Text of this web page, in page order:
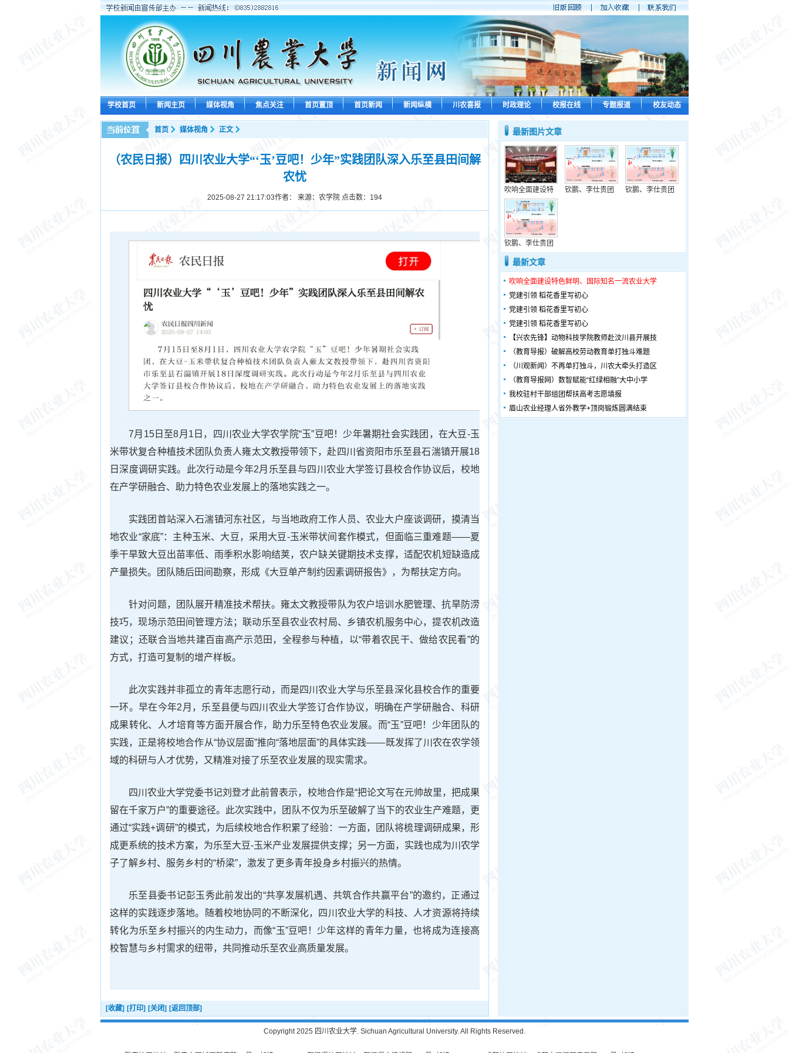
学校首页 新闻主页 媒体视角 焦点关注 首页置顶 首页新闻 新闻纵横 川农喜报 时政理论 校报在线 专题报道 校友动态
首页 媒体视角 正文
（农民日报）四川农业大学“‘玉’豆吧！少年”实践团队深入乐至县田间解
农忧
2025-08-27 21:17:03作者： 来源：农学院 点击数： 194
7月15日至8月1日，四川农业大学农学院“玉”豆吧！少年暑期社会实践团，在大豆-玉
米带状复合种植技术团队负责人雍太文教授带领下，赴四川省资阳市乐至县石湍镇开展18
日深度调研实践。此次行动是今年2月乐至县与四川农业大学签订县校合作协议后，校地
在产学研融合、助力特色农业发展上的落地实践之一。
实践团首站深入石湍镇河东社区，与当地政府工作人员、农业大户座谈调研，摸清当
地农业“家底”：主种玉米、大豆，采用大豆-玉米带状间套作模式，但面临三重难题——夏
季干旱致大豆出苗率低、雨季积水影响结荚，农户缺关键期技术支撑，适配农机短缺造成
产量损失。团队随后田间勘察，形成《大豆单产制约因素调研报告》，为帮扶定方向。
针对问题，团队展开精准技术帮扶。雍太文教授带队为农户培训水肥管理、抗旱防涝
技巧，现场示范田间管理方法；联动乐至县农业农村局、乡镇农机服务中心，提农机改造
建议；还联合当地共建百亩高产示范田，全程参与种植，以“带着农民干、做给农民看”的
方式，打造可复制的增产样板。
此次实践并非孤立的青年志愿行动，而是四川农业大学与乐至县深化县校合作的重要
一环。早在今年2月，乐至县便与四川农业大学签订合作协议，明确在产学研融合、科研
成果转化、人才培育等方面开展合作，助力乐至特色农业发展。而“玉”豆吧！少年团队的
实践，正是将校地合作从“协议层面”推向“落地层面”的具体实践——既发挥了川农在农学领
域的科研与人才优势，又精准对接了乐至农业发展的现实需求。
四川农业大学党委书记刘登才此前曾表示，校地合作是“把论文写在元帅故里，把成果
留在千家万户”的重要途径。此次实践中，团队不仅为乐至破解了当下的农业生产难题，更
通过“实践+调研”的模式，为后续校地合作积累了经验：一方面，团队将梳理调研成果，形
成更系统的技术方案，为乐至大豆-玉米产业发展提供支撑；另一方面，实践也成为川农学
子了解乡村、服务乡村的“桥梁”，激发了更多青年投身乡村振兴的热情。
乐至县委书记彭玉秀此前发出的“共享发展机遇、共筑合作共赢平台”的邀约，正通过
这样的实践逐步落地。随着校地协同的不断深化，四川农业大学的科技、人才资源将持续
转化为乐至乡村振兴的内生动力，而像“玉”豆吧！少年这样的青年力量，也将成为连接高
校智慧与乡村需求的纽带，共同推动乐至农业高质量发展。
[收藏] [打印] [关闭] [返回顶部]
最新图片文章
吹响全面建设特 钦鹏、李仕贵团 钦鹏、李仕贵团
钦鹏、李仕贵团
最新文章
吹响全面建设特色鲜明、国际知名一流农业大学
党建引领 稻花香里写初心
党建引领 稻花香里写初心
党建引领 稻花香里写初心
【兴农先锋】动物科技学院教师赴汶川县开展技
（教育导报）破解高校劳动教育单打独斗难题
（川观新闻）不再单打独斗，川农大牵头打造区
（教育导报网）数智赋能“红绿相融”大中小学
我校驻村干部组团帮扶高考志愿填报
眉山农业经理人省外教学+顶岗锻炼圆满结束
Copyright 2025 四川农业大学. Sichuan Agricultural University. All Rights Reserved.